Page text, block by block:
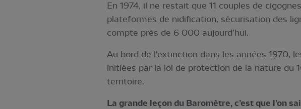
En 1974, il ne restait que 11 couples de
plateformes de nidification, sécurisation des
compte près de 6 000 aujourd’hui.
Au bord de l'extinction dans les années 1970,
initiées par la loi de protection de la nature du
territoire.
La grande leçon du Baromètre, c’est que l’on